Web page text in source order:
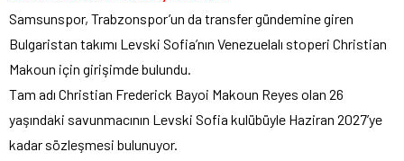
Samsunspor, Trabzonspor’un da transfer gündemine giren
Bulgaristan takımı Levski Sofia’nın Venezuelalı stoperi Christian
Makoun için girişimde bulundu.
Tam adı Christian Frederick Bayoi Makoun Reyes olan 26
yaşındaki savunmacının Levski Sofia kulübüyle Haziran 2027’ye
kadar sözleşmesi bulunuyor.